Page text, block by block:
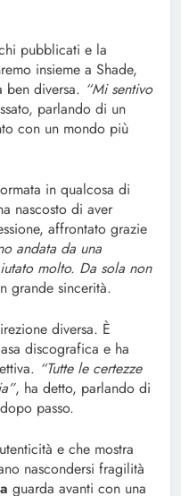
pubblicati e la
insieme a Shade,
ben diversa. “Mi sentivo
parlando di un
con un mondo più
in qualcosa di
nascosto di aver
affrontato grazie
andata da una
molto. Da sola non
grande sincerità.
diversa. È
discografica e ha
“Tutte le certezze
, ha detto, parlando di
passo.
e che mostra
nascondersi fragilità
guarda avanti con una